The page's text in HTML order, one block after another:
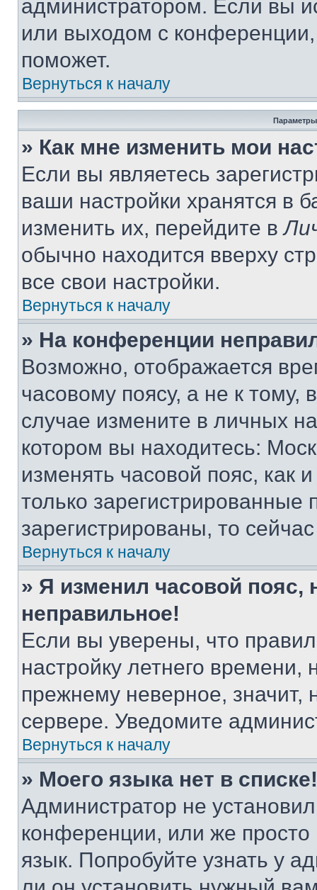
администратором. Если вы
или выходом с
поможет.
Вернуться к началу
Параметры
» Как мне изменить мои
Если вы являетесь
ваши настройки хранятся в
изменить их, перейдите в
обычно находится вверху
все свои настройки.
Вернуться к началу
» На конференции
Возможно, отображается
часовому поясу, а не к тому,
случае измените в личных
котором вы находитесь:
изменять часовой пояс, как
только
зарегистрированы, то
Вернуться к началу
» Я изменил часовой пояс,
неправильное!
Если вы уверены, что
настройку летнего
прежнему неверное, значит,
сервере. Уведомите
Вернуться к началу
» Моего языка нет в списке!
Администратор не
конференции, или же
язык. Попробуйте узнать у